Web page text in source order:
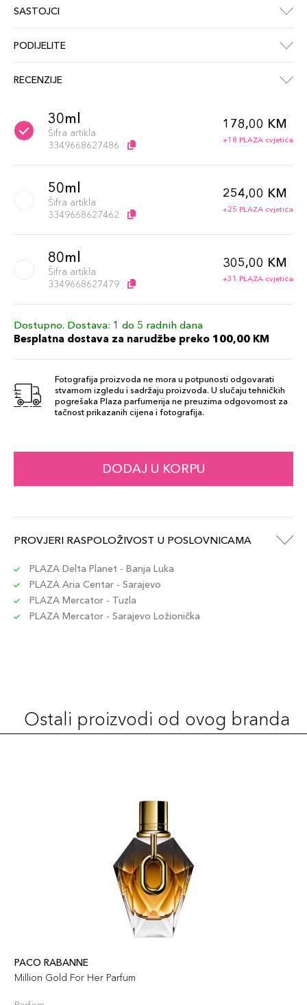
SASTOJCI
PODIJELITE
RECENZIJE
30ml
Šifra artikla
3349668627486
178,00 KM
+18 PLAZA cvjetića
50ml
Šifra artikla
3349668627462
254,00 KM
+25 PLAZA cvjetića
80ml
Šifra artikla
3349668627479
305,00 KM
+31 PLAZA cvjetića
Dostupno. Dostava: 1 do 5 radnih dana
Besplatna dostava za narudžbe preko 100,00 KM
Fotografija proizvoda ne mora u potpunosti odgovarati
stvarnom izgledu i sadržaju proizvoda. U slučaju tehničkih
pogrešaka Plaza parfumerija ne preuzima odgovornost za
tačnost prikazanih cijena i fotografija.
DODAJ U KORPU
PROVJERI RASPOLOŽIVOST U POSLOVNICAMA
PLAZA Delta Planet - Banja Luka
PLAZA Aria Centar - Sarajevo
PLAZA Mercator - Tuzla
PLAZA Mercator - Sarajevo Ložionička
Ostali proizvodi od ovog branda
PACO RABANNE
Million Gold For Her Parfum